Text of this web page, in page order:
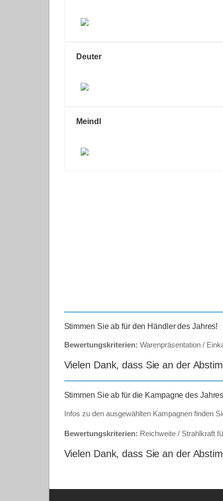
Deuter
Meindl
Stimmen Sie ab für den Händler des Jahres!
Bewertungskriterien: Warenpräsentation /
Vielen Dank, dass Sie an der
Stimmen Sie ab für die Kampagne des
Infos zu den ausgewählten Kampagnen finden
Bewertungskriterien: Reichweite / Strahlkraft
Vielen Dank, dass Sie an der